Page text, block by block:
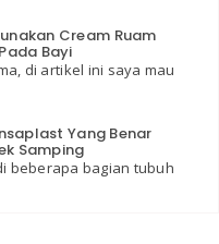
Cream Ruam
Bayi
di artikel ini saya mau
Yang Benar
Samping
beberapa bagian tubuh